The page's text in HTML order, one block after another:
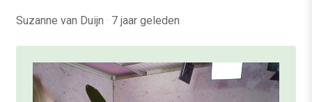
Suzanne van Duijn · 7 jaar geleden